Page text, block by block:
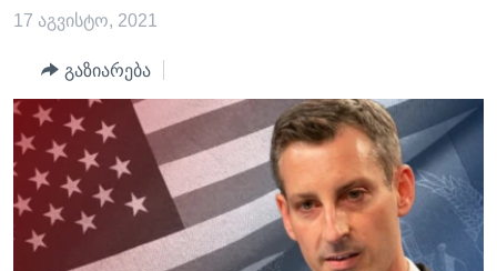
ᲛᲡᲝᲤᲚᲘᲝ
ᲕᲘᲓᲔᲝᲔᲑᲘ
ᲒᲐᲓᲐᲪᲔᲛᲔᲑᲘ
ᲕᲐᲨᲘᲜᲒᲢᲝᲜᲘ ᲓᲦᲔᲡ
ᲮᲔᲓᲕᲐ ᲕᲐᲨᲘᲜᲒᲢᲝᲜᲘᲓᲐᲜ
ᲡᲢᲣᲓᲘᲐ ᲕᲐᲨᲘᲜᲒᲢᲝᲜᲘ
ᲡᲮᲕᲐ ᲡᲘᲐᲮᲚᲔᲔᲑᲘ
ᲞᲝᲚᲘᲢᲘᲙᲐ
ᲔᲙᲝᲜᲝᲛᲘᲙᲐ
ᲯᲐᲜᲛᲠᲗᲔᲚᲝᲑᲐ
ᲠᲣᲡᲔᲗᲘᲡ ᲨᲔᲭᲠᲐ ᲣᲙᲠᲐᲘᲜᲐᲨᲘ
Learning English
17 აგვისტო, 2021
გაზიარება